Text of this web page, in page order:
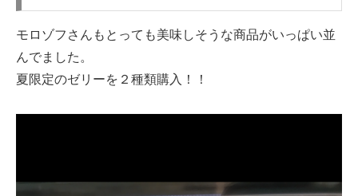
モロゾフさんもとっても美味しそうな商品がいっぱい並
んでました。
夏限定のゼリーを２種類購入！！